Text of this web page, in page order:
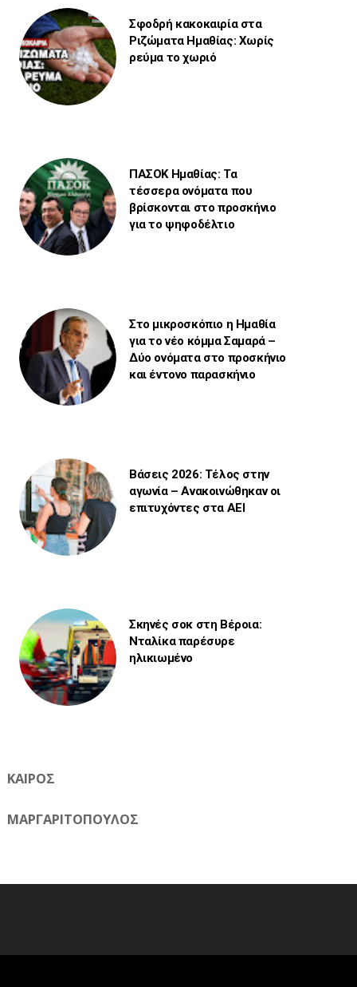
Σφοδρή κακοκαιρία στα
Ριζώματα Ημαθίας: Χωρίς
ρεύμα το χωριό
ΠΑΣΟΚ Ημαθίας: Τα
τέσσερα ονόματα που
βρίσκονται στο προσκήνιο
για το ψηφοδέλτιο
Στο μικροσκόπιο η Ημαθία
για το νέο κόμμα Σαμαρά –
Δύο ονόματα στο προσκήνιο
και έντονο παρασκήνιο
Βάσεις 2026: Τέλος στην
αγωνία – Ανακοινώθηκαν οι
επιτυχόντες στα ΑΕΙ
Σκηνές σοκ στη Βέροια:
Νταλίκα παρέσυρε
ηλικιωμένο
ΚΑΙΡΟΣ
ΜΑΡΓΑΡΙΤΟΠΟΥΛΟΣ